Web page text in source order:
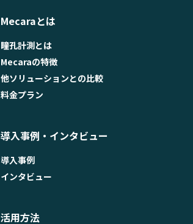
Mecaraとは
瞳孔計測とは
Mecaraの特徴
他ソリューションとの比較
料金プラン
導入事例・インタビュー
導入事例
インタビュー
活用方法